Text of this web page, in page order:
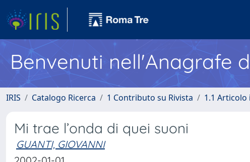
Benvenuti nell'Anagrafe
IRIS Catalogo Ricerca 1 Contributo su Rivista 1.1 Articolo
Mi trae l’onda di quei suoni
GUANTI, GIOVANNI